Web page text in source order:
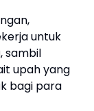
untuk
sambil
upah yang
bagi para